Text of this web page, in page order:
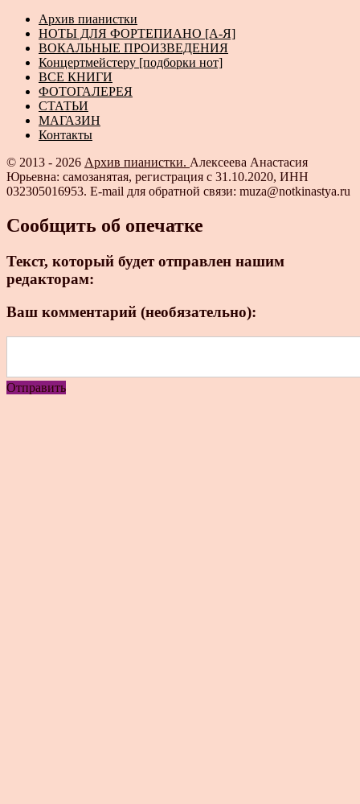
Архив пианистки
НОТЫ ДЛЯ ФОРТЕПИАНО [А-Я]
ВОКАЛЬНЫЕ ПРОИЗВЕДЕНИЯ
Концертмейстеру [подборки нот]
ВСЕ КНИГИ
ФОТОГАЛЕРЕЯ
СТАТЬИ
МАГАЗИН
Контакты
© 2013 - 2026 Архив пианистки. Алексеева Анастасия
Юрьевна: самозанятая, регистрация с 31.10.2020, ИНН
032305016953. E-mail для обратной связи: muza@notkinastya.ru
Сообщить об опечатке
Текст, который будет отправлен нашим
редакторам:
Ваш комментарий (необязательно):
Отправить